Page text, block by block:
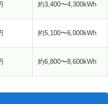
約3,400〜4,300kWh
約5,100〜6,000kWh
約6,800〜8,600kWh